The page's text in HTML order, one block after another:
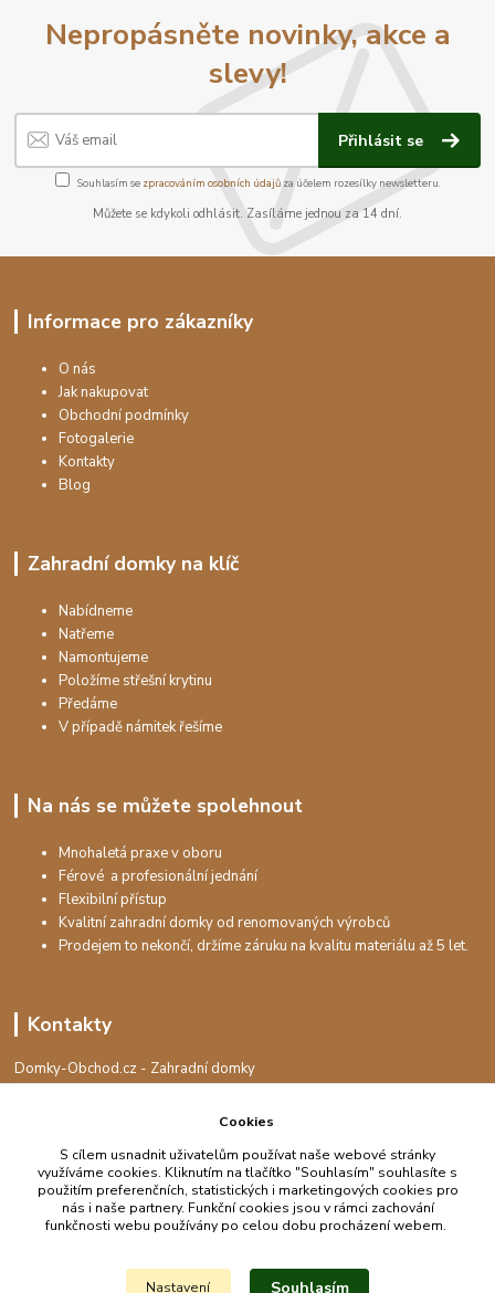
Nepropásněte novinky, akce a
slevy!
Přihlásit se
Souhlasím se zpracováním osobních údajůza účelem rozesílky newsletteru.
Můžete se kdykoli odhlásit. Zasíláme jednou za 14 dní.
Informace pro zákazníky
O nás
Jak nakupovat
Obchodní podmínky
Fotogalerie
Kontakty
Blog
Zahradní domky na klíč
Nabídneme
Natřeme
Namontujeme
Položíme střešní krytinu
Předáme
V případě námitek řešíme
Na nás se můžete spolehnout
Mnohaletá praxe v oboru
Férové a profesionální jednání
Flexibilní přístup
Kvalitní zahradní domky od renomovaných výrobců
Prodejem to nekončí, držíme záruku na kvalitu materiálu až 5 let.
Kontakty
Domky-Obchod.cz - Zahradní domky
+420 730 501 925
info@domky-obchod.cz
Upravit sběr cookies.
Cookies
S cílem usnadnit uživatelům používat naše webové stránky
využíváme cookies. Kliknutím na tlačítko "Souhlasím" souhlasíte s
použitím preferenčních, statistických i marketingových cookies pro
nás i naše partnery. Funkční cookies jsou v rámci zachování
funkčnosti webu používány po celou dobu procházení webem.
Nastavení Souhlasím